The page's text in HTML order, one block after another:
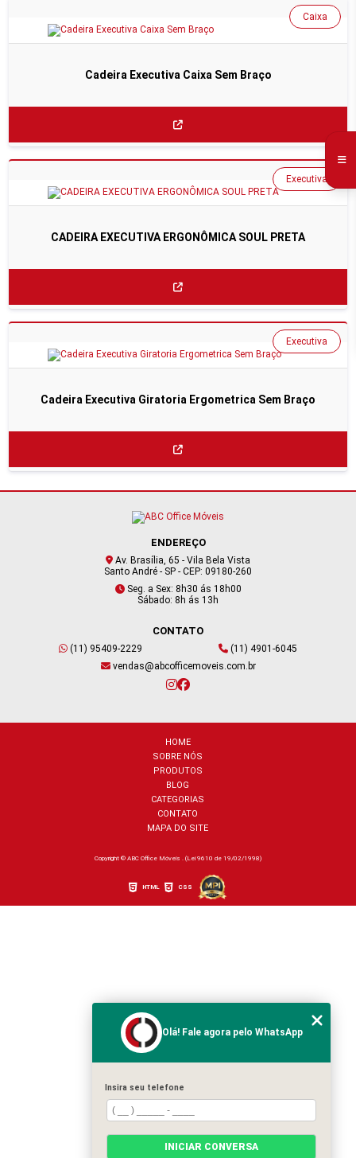
Cadeira Executiva Caixa Sem Braço
Caixa
CADEIRA EXECUTIVA ERGONÔMICA SOUL PRETA
Executiva
Cadeira Executiva Giratoria Ergometrica Sem Braço
Executiva
ENDEREÇO
Av. Brasília, 65 - Vila Bela Vista
Santo André - SP - CEP: 09180-260
Seg. a Sex: 8h30 ás 18h00
Sábado: 8h ás 13h
CONTATO
(11) 95409-2229
(11) 4901-6045
vendas@abcofficemoveis.com.br
HOME
SOBRE NÓS
PRODUTOS
BLOG
CATEGORIAS
CONTATO
MAPA DO SITE
Copyright © ABC Office Móveis . (Lei 9610 de 19/02/1998)
HTML CSS
Olá! Fale agora pelo WhatsApp
Insira seu telefone
INICIAR CONVERSA